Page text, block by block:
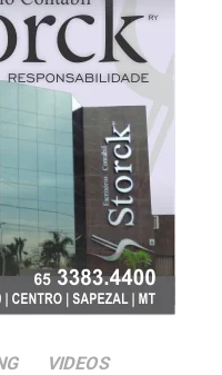
geração de
frota nacional.
a semana
de 0,99% em
pela menor
oposto, os
de Chicago recuaram
das cotações do
valorização
de R$ 5.964,49 por
externa.
VIDEOS